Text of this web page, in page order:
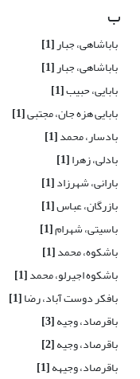
ب
باباشاهی، جبار[1]
باباشاهی، جبار[1]
بابایی، حبیب[1]
بابایی هزه جان، مجتبی[1]
بادسار، محمد[1]
بادلی، زهرا[1]
بارانی، شهرزاد[1]
بازرگان، عباس[1]
باسیتی، شهرام[1]
باشکوه، محمد[1]
باشکوه اجیرلو، محمد[1]
بافکر دوست آباد، رضا[1]
باقرصاد، وجیه[3]
باقرصاد، وجیه[2]
باقرصاد، وجیهه[1]